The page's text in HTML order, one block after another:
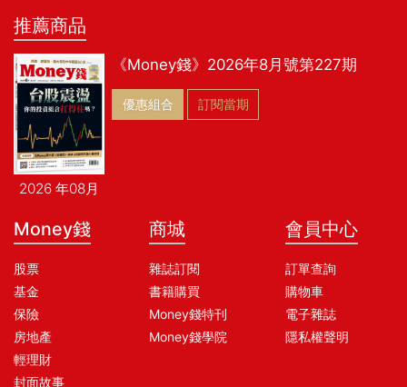
推薦商品
2026 年08月
《Money錢》2026年8月號第227期
優惠組合 訂閱當期
Money錢
股票
基金
保險
房地產
輕理財
封面故事
商城
雜誌訂閱
書籍購買
Money錢特刊
Money錢學院
會員中心
訂單查詢
購物車
電子雜誌
隱私權聲明